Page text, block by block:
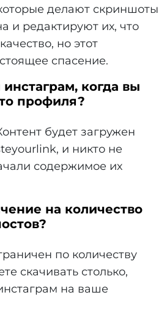
делают скриншоты
и редактируют их, что
но этот
спасение.
когда вы
профиля?
будет загружен
и никто не
содержимое их
на количество
по количеству
скачивать столько,
на ваше